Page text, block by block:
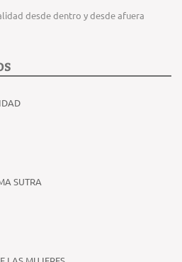
desde dentro y desde afuera
SUTRA